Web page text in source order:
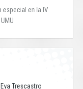
especial en la IV
Trescastro